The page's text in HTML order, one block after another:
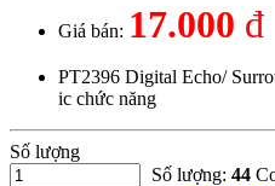
Giá bán: 17.000 đ
PT2396 Digital Echo/
ic chức năng
Số lượng
Số lượng: 44